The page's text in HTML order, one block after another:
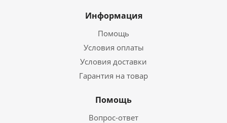
Информация
Помощь
Условия оплаты
Условия доставки
Гарантия на товар
Помощь
Вопрос-ответ